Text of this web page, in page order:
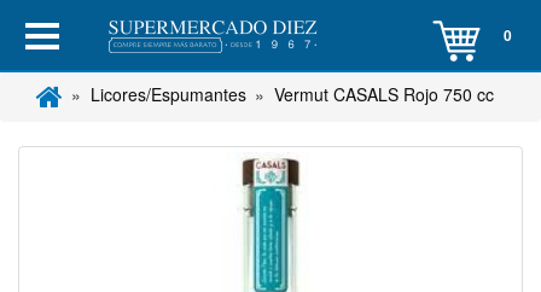
0
Licores/Espumantes Vermut CASALS Rojo 750 cc